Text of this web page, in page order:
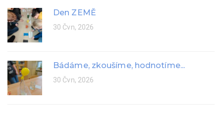
Den ZEMĚ
30 Čvn, 2026
Bádáme, zkoušíme, hodnotíme...
30 Čvn, 2026